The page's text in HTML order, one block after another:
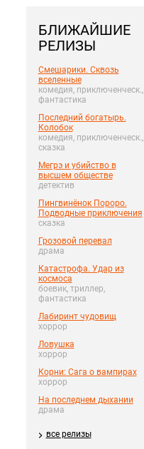
БЛИЖАЙШИЕ
РЕЛИЗЫ
Смешарики. Сквозь
вселенные
комедия, приключенческ.,
фантастика
Последний богатырь.
Колобок
комедия, приключенческ.,
сказка
Мегрэ и убийство в
высшем обществе
детектив
Пингвинёнок Пороро.
Подводные приключения
сказка
Грозовой перевал
драма
Катастрофа. Удар из
космоса
боевик, триллер,
фантастика
Лабиринт чудовищ
хоррор
Ловушка
хоррор
Корни: Сага о вампирах
хоррор
На последнем дыхании
драма
все релизы